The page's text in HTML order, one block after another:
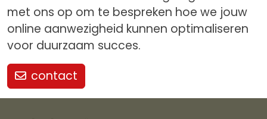
met ons op om te bespreken hoe we jouw
online aanwezigheid kunnen optimaliseren
voor duurzaam succes.
contact